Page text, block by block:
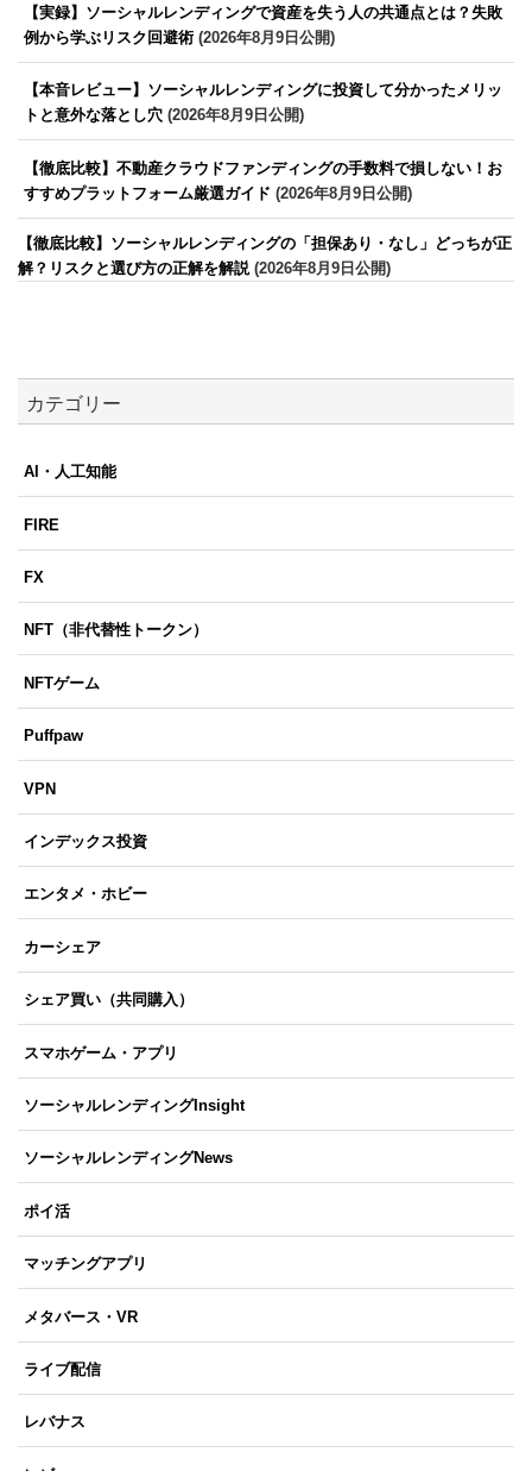
【実録】ソーシャルレンディングで資産を失う人の共通点とは？失敗
例から学ぶリスク回避術 (2026年8月9日公開)
【本音レビュー】ソーシャルレンディングに投資して分かったメリッ
トと意外な落とし穴 (2026年8月9日公開)
【徹底比較】不動産クラウドファンディングの手数料で損しない！お
すすめプラットフォーム厳選ガイド (2026年8月9日公開)
【徹底比較】ソーシャルレンディングの「担保あり・なし」どっちが正
解？リスクと選び方の正解を解説(2026年8月9日公開)
カテゴリー
AI・人工知能
FIRE
FX
NFT（非代替性トークン）
NFTゲーム
Puffpaw
VPN
インデックス投資
エンタメ・ホビー
カーシェア
シェア買い（共同購入）
スマホゲーム・アプリ
ソーシャルレンディングInsight
ソーシャルレンディングNews
ポイ活
マッチングアプリ
メタバース・VR
ライブ配信
レバナス